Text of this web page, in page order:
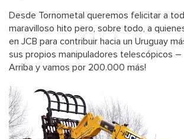
Desde Tornometal queremos felicitar a
maravilloso hito pero, sobre todo, a
en JCB para contribuir hacia un Uruguay
sus propios manipuladores telescópicos
Arriba y vamos por 200.000 más!